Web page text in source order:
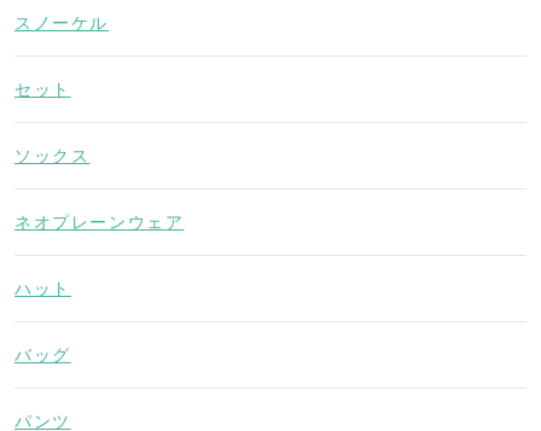
スノーケル
セット
ソックス
ネオプレーンウェア
ハット
バッグ
パンツ